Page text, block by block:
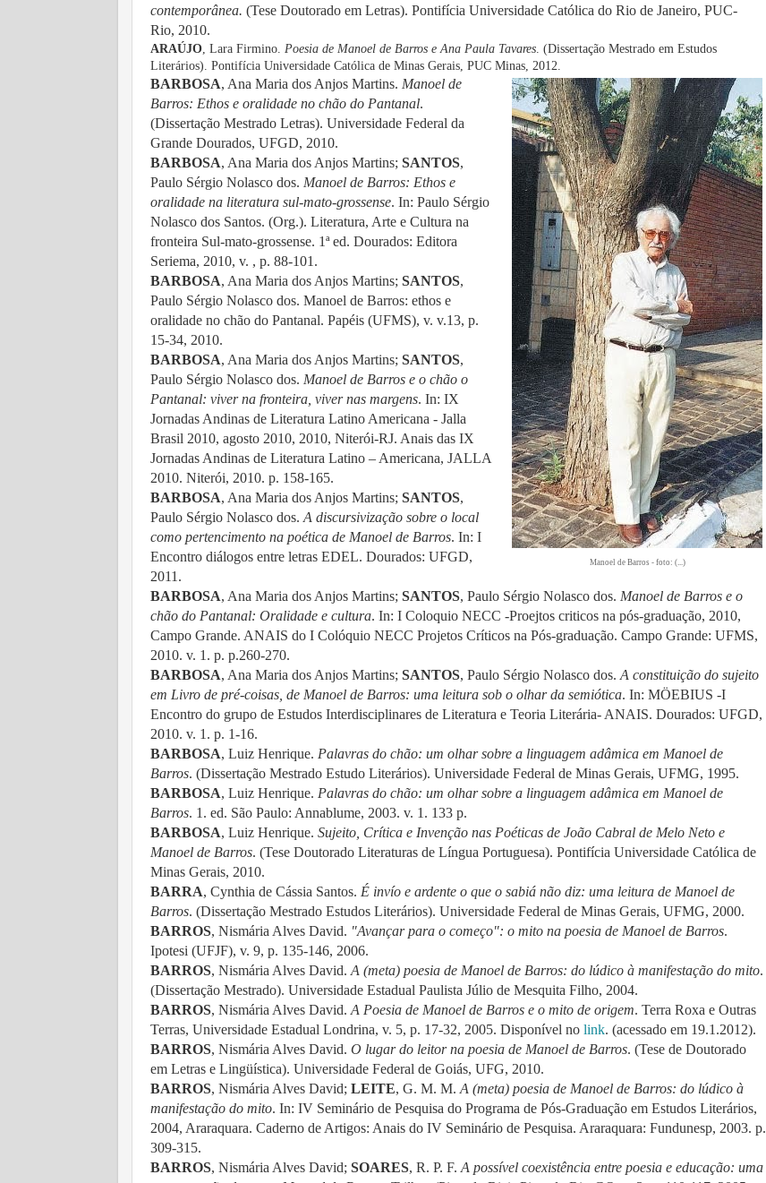
contemporânea. (Tese Doutorado em Letras). Pontifícia Universidade Católica do Rio de Janeiro, PUC-
Rio, 2010.
ARAÚJO, Lara Firmino. Poesia de Manoel de Barros e Ana Paula Tavares. (Dissertação Mestrado em Estudos
Literários). Pontifícia Universidade Católica de Minas Gerais, PUC Minas, 2012.
Manoel de Barros - foto: (...)
BARBOSA, Ana Maria dos Anjos Martins. Manoel de
Barros: Ethos e oralidade no chão do Pantanal.
(Dissertação Mestrado Letras). Universidade Federal da
Grande Dourados, UFGD, 2010.
BARBOSA, Ana Maria dos Anjos Martins; SANTOS,
Paulo Sérgio Nolasco dos. Manoel de Barros: Ethos e
oralidade na literatura sul-mato-grossense. In: Paulo Sérgio
Nolasco dos Santos. (Org.). Literatura, Arte e Cultura na
fronteira Sul-mato-grossense. 1ª ed. Dourados: Editora
Seriema, 2010, v. , p. 88-101.
BARBOSA, Ana Maria dos Anjos Martins; SANTOS,
Paulo Sérgio Nolasco dos. Manoel de Barros: ethos e
oralidade no chão do Pantanal. Papéis (UFMS), v. v.13, p.
15-34, 2010.
BARBOSA, Ana Maria dos Anjos Martins; SANTOS,
Paulo Sérgio Nolasco dos. Manoel de Barros e o chão o
Pantanal: viver na fronteira, viver nas margens. In: IX
Jornadas Andinas de Literatura Latino Americana - Jalla
Brasil 2010, agosto 2010, 2010, Niterói-RJ. Anais das IX
Jornadas Andinas de Literatura Latino – Americana, JALLA
2010. Niterói, 2010. p. 158-165.
BARBOSA, Ana Maria dos Anjos Martins; SANTOS,
Paulo Sérgio Nolasco dos.A discursivização sobre o local
como pertencimento na poética de Manoel de Barros. In: I
Encontro diálogos entre letras EDEL. Dourados: UFGD,
2011.
BARBOSA, Ana Maria dos Anjos Martins; SANTOS, Paulo Sérgio Nolasco dos. Manoel de Barros e o
chão do Pantanal: Oralidade e cultura. In: I Coloquio NECC -Proejtos criticos na pós-graduação, 2010,
Campo Grande. ANAIS do I Colóquio NECC Projetos Críticos na Pós-graduação. Campo Grande: UFMS,
2010. v. 1. p. p.260-270.
BARBOSA, Ana Maria dos Anjos Martins; SANTOS, Paulo Sérgio Nolasco dos.A constituição do sujeito
em Livro de pré-coisas, de Manoel de Barros: uma leitura sob o olhar da semiótica. In: MÖEBIUS -I
Encontro do grupo de Estudos Interdisciplinares de Literatura e Teoria Literária- ANAIS. Dourados: UFGD,
2010. v. 1. p. 1-16.
BARBOSA, Luiz Henrique. Palavras do chão: um olhar sobre a linguagem adâmica em Manoel de
Barros. (Dissertação Mestrado Estudo Literários). Universidade Federal de Minas Gerais, UFMG, 1995.
BARBOSA, Luiz Henrique. Palavras do chão: um olhar sobre a linguagem adâmica em Manoel de
Barros. 1. ed. São Paulo: Annablume, 2003. v. 1. 133 p.
BARBOSA, Luiz Henrique. Sujeito, Crítica e Invenção nas Poéticas de João Cabral de Melo Neto e
Manoel de Barros. (Tese Doutorado Literaturas de Língua Portuguesa). Pontifícia Universidade Católica de
Minas Gerais, 2010.
BARRA, Cynthia de Cássia Santos. É invío e ardente o que o sabiá não diz: uma leitura de Manoel de
Barros. (Dissertação Mestrado Estudos Literários). Universidade Federal de Minas Gerais, UFMG, 2000.
BARROS, Nismária Alves David. "Avançar para o começo": o mito na poesia de Manoel de Barros.
Ipotesi (UFJF), v. 9, p. 135-146, 2006.
BARROS, Nismária Alves David.A (meta) poesia de Manoel de Barros: do lúdico à manifestação do mito.
(Dissertação Mestrado). Universidade Estadual Paulista Júlio de Mesquita Filho, 2004.
BARROS, Nismária Alves David.A Poesia de Manoel de Barros e o mito de origem. Terra Roxa e Outras
Terras, Universidade Estadual Londrina, v. 5, p. 17-32, 2005. Disponível no link. (acessado em 19.1.2012).
BARROS, Nismária Alves David. O lugar do leitor na poesia de Manoel de Barros. (Tese de Doutorado
em Letras e Lingüística). Universidade Federal de Goiás, UFG, 2010.
BARROS, Nismária Alves David; LEITE, G. M. M.A (meta) poesia de Manoel de Barros: do lúdico à
manifestação do mito. In: IV Seminário de Pesquisa do Programa de Pós-Graduação em Estudos Literários,
2004, Araraquara. Caderno de Artigos: Anais do IV Seminário de Pesquisa. Araraquara: Fundunesp, 2003. p.
309-315.
BARROS, Nismária Alves David; SOARES, R. P. F.A possível coexistência entre poesia e educação: uma